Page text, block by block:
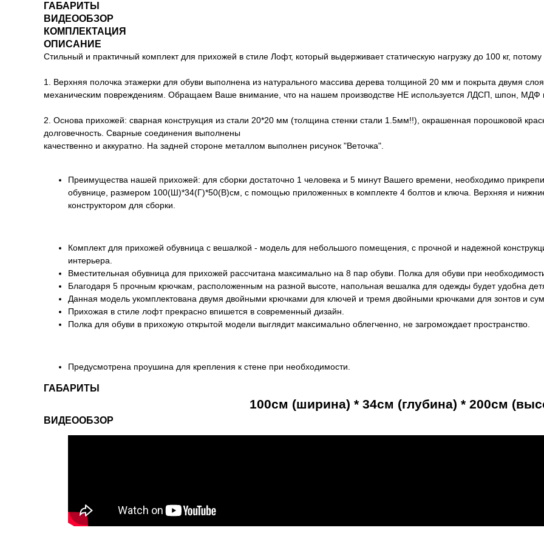
ГАБАРИТЫ
ВИДЕООБЗОР
КОМПЛЕКТАЦИЯ
ОПИСАНИЕ
Стильный и практичный комплект для прихожей в стиле Лофт, который выдерживает статическую нагрузку до 100 кг, потому
1. Верхняя полочка этажерки для обуви выполнена из натурального массива дерева толщиной 20 мм и покрыта двумя
механическим повреждениям. Обращаем Ваше внимание, что на нашем производстве НЕ используется ЛДСП, шпон, МДФ
2. Основа прихожей: сварная конструкция из стали 20*20 мм (толщина стенки стали 1.5мм!!), окрашенная порошковой
долговечность. Сварные соединения выполнены
качественно и аккуратно. На задней стороне металлом выполнен рисунок "Веточка".
Преимущества нашей прихожей: для сборки достаточно 1 человека и 5 минут Вашего времени, необходимо
обувнице, размером 100(Ш)*34(Г)*50(В)см, с помощью приложенных в комплекте 4 болтов и ключа. Верхняя и
конструктором для сборки.
Комплект для прихожей обувница с вешалкой - модель для небольшого помещения, с прочной и надежной
интерьера.
Вместительная обувница для прихожей рассчитана максимально на 8 пар обуви. Полка для обуви при
Благодаря 5 прочным крючкам, расположенным на разной высоте, напольная вешалка для одежды будет удобна
Данная модель укомплектована двумя двойными крючками для ключей и тремя двойными крючками для зонтов и
Прихожая в стиле лофт прекрасно впишется в современный дизайн.
Полка для обуви в прихожую открытой модели выглядит максимально облегченно, не загромождает пространство.
Предусмотрена проушина для крепления к стене при необходимости.
ГАБАРИТЫ
100см (ширина) * 34см (глубина) * 200см
ВИДЕООБЗОР